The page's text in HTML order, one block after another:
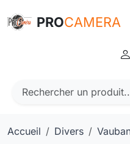
PROCAMERA
Accueil Divers